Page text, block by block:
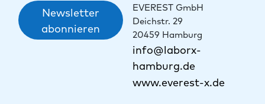
Newsletter
abonnieren
EVEREST GmbH
Deichstr. 29
20459 Hamburg
info@laborx-
hamburg.de
www.everest-x.de